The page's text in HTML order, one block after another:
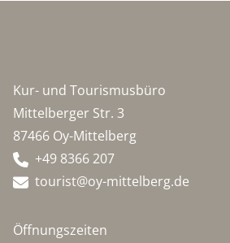
Kur- und Tourismusbüro
Mittelberger Str. 3
87466 Oy-Mittelberg
+49 8366 207
tourist@oy-mittelberg.de
Öffnungszeiten